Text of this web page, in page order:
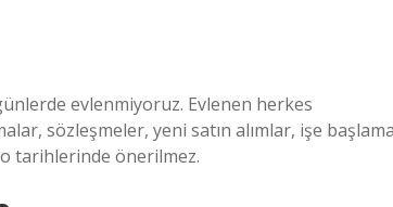
evlenmiyoruz. Evlenen herkes
sözleşmeler, yeni satın alımlar, işe
tarihlerinde önerilmez.